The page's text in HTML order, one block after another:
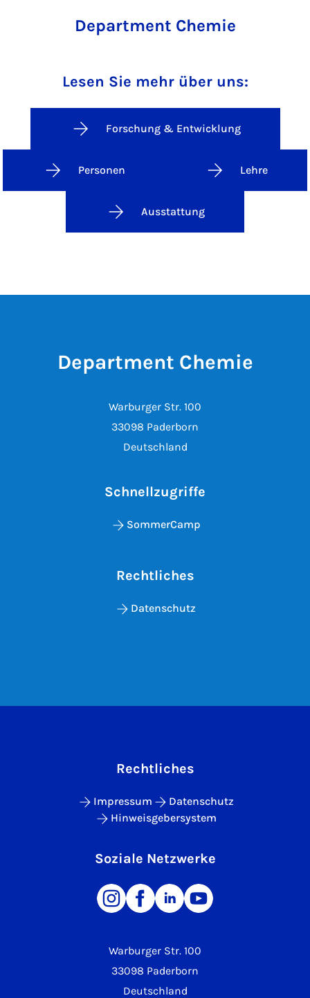
Department Chemie
Lesen Sie mehr über uns:
Forschung & Entwicklung
Personen Lehre
Ausstattung
Department Chemie
Warburger Str. 100
33098 Paderborn
Deutschland
Schnellzugriffe
SommerCamp
Rechtliches
Datenschutz
Warburger Str. 100
33098 Paderborn
Deutschland
Rechtliches
Impressum
Datenschutz
Hinweisgebersystem
Soziale Netzwerke